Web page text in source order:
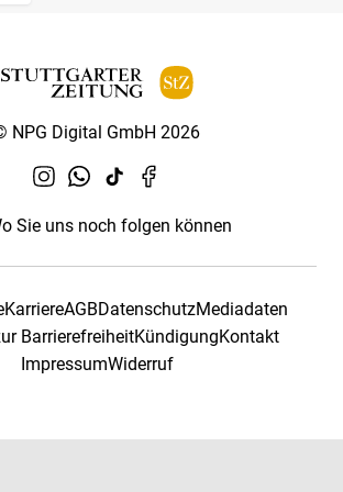
NPG Digital GmbH 2026
Sie uns noch folgen können
KarriereAGBDatenschutzMediadaten
BarrierefreiheitKündigungKontakt
ImpressumWiderruf